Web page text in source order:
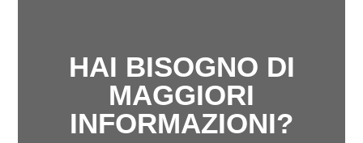
HAI BISOGNO DI
MAGGIORI
INFORMAZIONI?